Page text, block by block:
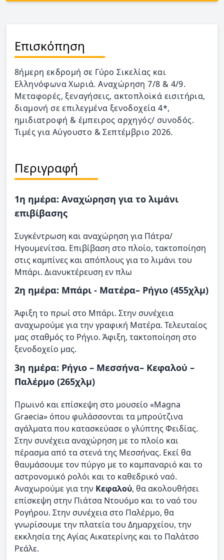
Επισκόπηση
8ήμερη εκδρομή σε Γύρο Σικελίας και
Ελληνόφωνα Χωριά. Αναχώρηση 7/8 & 4/9.
Μεταφορές, ξεναγήσεις, ακτοπλοϊκά εισιτήρια,
διαμονή σε επιλεγμένα ξενοδοχεία 4*,
ημιδιατροφή & έμπειρος αρχηγός/ συνοδός.
Τιμές για Αύγουστο & Σεπτέμβριο 2026.
Περιγραφή
1η ημέρα: Αναχώρηση για το λιμάνι
επιβίβασης
Συγκέντρωση και αναχώρηση για Πάτρα/
Ηγουμενίτσα. Επιβίβαση στο πλοίο, τακτοποίηση
στις καμπίνες και απόπλους για το λιμάνι του
Μπάρι. Διανυκτέρευση εν πλω
2η ημέρα: Μπάρι - Ματέρα– Ρήγιο (455χλμ)
Άφιξη το πρωί στο Μπάρι. Στην συνέχεια
αναχωρούμε για την γραφική Ματέρα. Τελευταίος
μας σταθμός το Ρήγιο. Άφιξη, τακτοποίηση στο
ξενοδοχείο μας.
3η ημέρα: Ρήγιο – Μεσσήνα– Κεφαλού –
Παλέρμο (265χλμ)
Πρωινό και επίσκεψη στο μουσείο «Magna
Graecia» όπου φυλάσσονται τα μπρούτζινα
αγάλματα που κατασκεύασε ο γλύπτης Φειδίας.
Στην συνέχεια αναχώρηση με το πλοίο και
πέρασμα από τα στενά της Μεσσήνας. Εκεί θα
θαυμάσουμε τον πύργο με το καμπαναριό και το
αστρονομικό ρολόι και το καθεδρικό ναό.
Αναχωρούμε για την Κεφαλού, θα ακολουθήσει
επίσκεψη στην Πιάτσα Ντουόμο και το ναό του
Ρογήρου. Στην συνέχεια στο Παλέρμο, θα
γνωρίσουμε την πλατεία του Δημαρχείου, την
εκκλησία της Αγίας Αικατερίνης και το Παλάτσο
Ρεάλε.